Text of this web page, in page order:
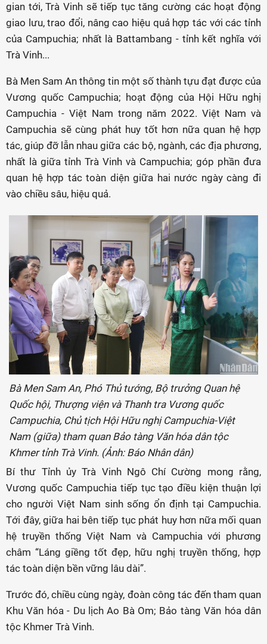
gian tới, Trà Vinh sẽ tiếp tục tăng cường các hoạt động
giao lưu, trao đổi, nâng cao hiệu quả hợp tác với các tỉnh
của Campuchia; nhất là Battambang - tỉnh kết nghĩa với
Trà Vinh...
Bà Men Sam An thông tin một số thành tựu đạt được của
Vương quốc Campuchia; hoạt động của Hội Hữu nghị
Campuchia - Việt Nam trong năm 2022. Việt Nam và
Campuchia sẽ cùng phát huy tốt hơn nữa quan hệ hợp
tác, giúp đỡ lẫn nhau giữa các bộ, ngành, các địa phương,
nhất là giữa tỉnh Trà Vinh và Campuchia; góp phần đưa
quan hệ hợp tác toàn diện giữa hai nước ngày càng đi
vào chiều sâu, hiệu quả.
Bà Men Sam An, Phó Thủ tướng, Bộ trưởng Quan hệ
Quốc hội, Thượng viện và Thanh tra Vương quốc
Campuchia, Chủ tịch Hội Hữu nghị Campuchia-Việt
Nam (giữa) tham quan Bảo tàng Văn hóa dân tộc
Khmer tỉnh Trà Vinh. (Ảnh: Báo Nhân dân)
Bí thư Tỉnh ủy Trà Vinh Ngô Chí Cường mong rằng,
Vương quốc Campuchia tiếp tục tạo điều kiện thuận lợi
cho người Việt Nam sinh sống ổn định tại Campuchia.
Tới đây, giữa hai bên tiếp tục phát huy hơn nữa mối quan
hệ truyền thống Việt Nam và Campuchia với phương
châm “Láng giềng tốt đẹp, hữu nghị truyền thống, hợp
tác toàn diện bền vững lâu dài”.
Trước đó, chiều cùng ngày, đoàn công tác đến tham quan
Khu Văn hóa - Du lịch Ao Bà Om; Bảo tàng Văn hóa dân
tộc Khmer Trà Vinh.